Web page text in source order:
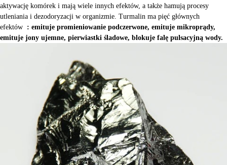
aktywację komórek i mają wiele innych efektów, a także hamują procesy
utleniania i dezodoryzacji w organizmie. Turmalin ma pięć głównych
efektów : emituje promieniowanie podczerwone, emituje mikroprądy,
emituje jony ujemne, pierwiastki śladowe, blokuje falę pulsacyjną wody.